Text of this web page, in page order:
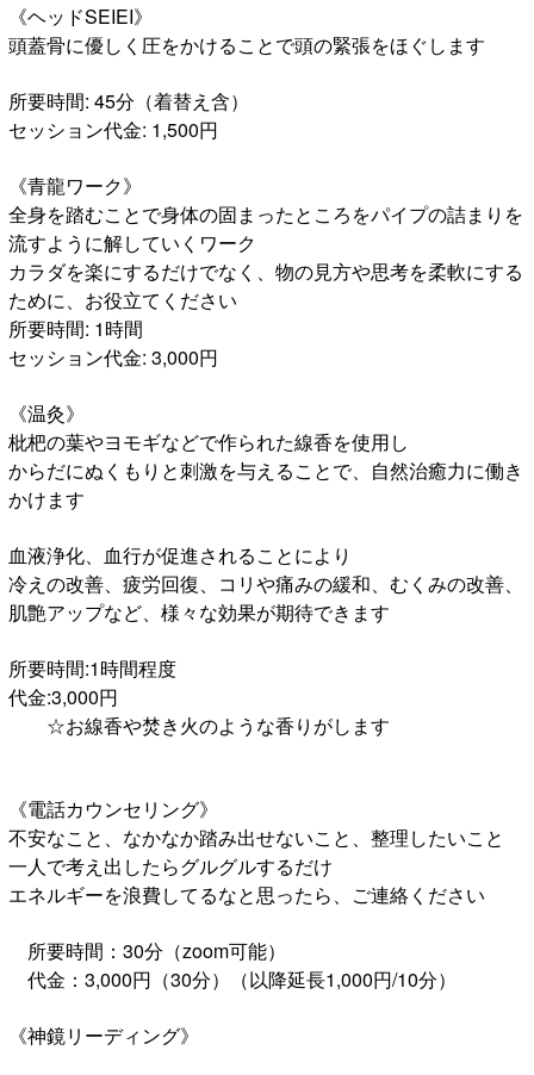
《ヘッドSEIEI》
頭蓋骨に優しく圧をかけることで頭の緊張をほぐします
所要時間: 45分（着替え含）
セッション代金: 1,500円
《青龍ワーク》
全身を踏むことで身体の固まったところをパイプの詰まりを
流すように解していくワーク
カラダを楽にするだけでなく、物の見方や思考を柔軟にする
ために、お役立てください
所要時間: 1時間
セッション代金: 3,000円
《温灸》
枇杷の葉やヨモギなどで作られた線香を使用し
からだにぬくもりと刺激を与えることで、自然治癒力に働き
かけます
血液浄化、血行が促進されることにより
冷えの改善、疲労回復、コリや痛みの緩和、むくみの改善、
肌艶アップなど、様々な効果が期待できます
所要時間:1時間程度
代金:3,000円
☆お線香や焚き火のような香りがします
《電話カウンセリング》
不安なこと、なかなか踏み出せないこと、整理したいこと
一人で考え出したらグルグルするだけ
エネルギーを浪費してるなと思ったら、ご連絡ください
所要時間：30分（zoom可能）
代金：3,000円（30分）（以降延長1,000円/10分）
《神鏡リーディング》